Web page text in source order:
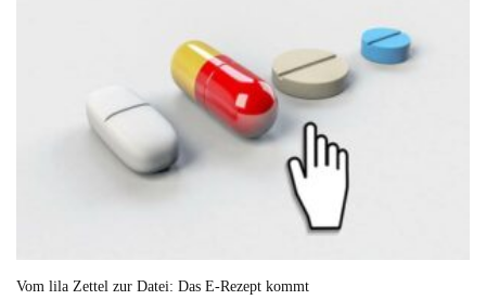
Vom lila Zettel zur Datei: Das E-Rezept kommt